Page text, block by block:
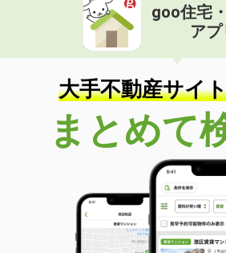
goo住宅
アプ
大手不動産サイ
まとめて